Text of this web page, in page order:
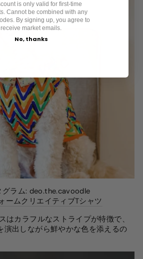
グラム: deo.the.cavoodle
ームクリエイティブTシャツ
はカラフルなストライプが特徴で、
演出しながら鮮やかな色を添えるの
is only valid for first-time
Cannot be combined with any
By signing up, you agree to
receive market emails.
No, thanks